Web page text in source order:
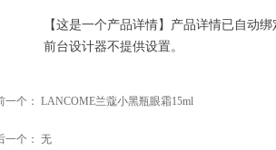
一个： LANCOME兰蔻小黑瓶眼霜15ml
一个： 无
【这是一个产品详情】产品详情已自动
前台设计器不提供设置。